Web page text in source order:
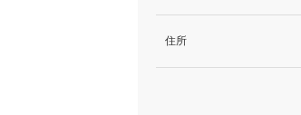
住所